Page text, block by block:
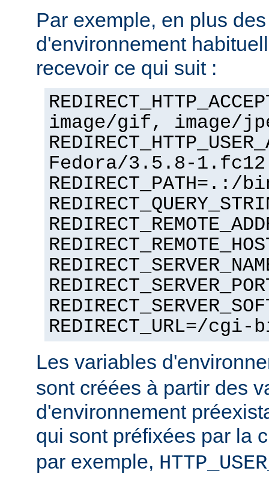
Par exemple, en plus
d'environnement
recevoir ce qui suit :
image/gif, image/
Fedora/3.5.8-
REDIRECT_URL=/
Les variables
sont créées à partir des
d'environnement
qui sont préfixées par la
par exemple,